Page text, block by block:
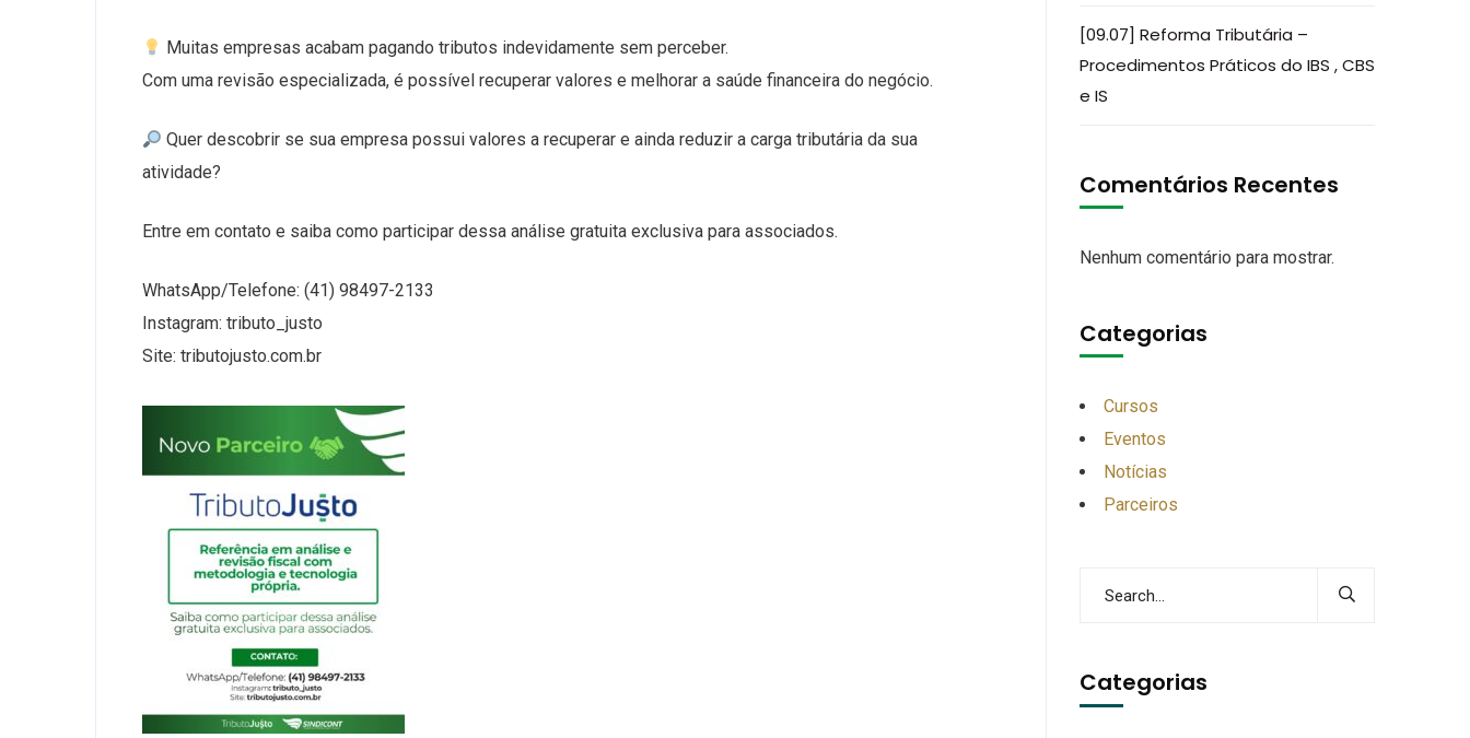
Muitas empresas acabam pagando tributos indevidamente sem perceber.
Com uma revisão especializada, é possível recuperar valores e melhorar a saúde financeira do negócio.
Quer descobrir se sua empresa possui valores a recuperar e ainda reduzir a carga tributária da sua
atividade?
Entre em contato e saiba como participar dessa análise gratuita exclusiva para associados.
WhatsApp/Telefone: (41) 98497-2133
Instagram: tributo_justo
Site: tributojusto.com.br
[09.07] Reforma Tributária –
Procedimentos Práticos do IBS , CBS
e IS
Comentários Recentes
Nenhum comentário para mostrar.
Categorias
Cursos
Eventos
Notícias
Parceiros
Categorias